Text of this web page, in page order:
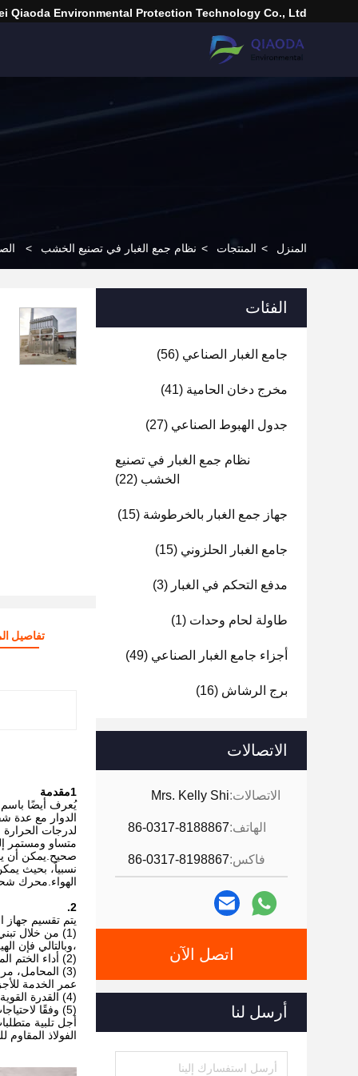
Qiaoda Environmental Protection Technology Co., Ltd.
المنزل > المنتجات > نظام جمع الغبار في تصنيع الخشب >
الفئات
جامع الغبار الصناعي (56)
مخرج دخان الحامية (41)
جدول الهبوط الصناعي (27)
نظام جمع الغبار في تصنيع
الخشب (22)
جهاز جمع الغبار بالخرطوشة (15)
جامع الغبار الحلزوني (15)
مدفع التحكم في الغبار (3)
طاولة لحام وحدات (1)
أجزاء جامع الغبار الصناعي (49)
برج الرشاش (16)
الاتصالات
الاتصالات:Mrs. Kelly Shi
الهاتف:86-0317-8188867
فاكس:86-0317-8198867
اتصل الآن
أرسل لنا
تفاصيل
1مقدمة
يُعرف أيضًا باسم
الدوار مع عدة
لدرجات
متساو ومستمر
صحيح.يمكن أن
نسبياً، بحيث
الهواء.محرك
2.
يتم تقسيم جهاز
(1) من خلال
،وبالتالي فإن
(2) أداء الختم الممتاز ، التغذية المتساوية والمستقرة ، التفريغ السلس ، ضوضاء منخفضة ، فشل أقل ، عمر خدمة طويل ، مقاومة ارتداء عالية.
(3) المحامل،
عمر الخدمة
(4) القدرة القوية على الإفراط في الحمل ، ومقاومة الصدمة وقوة الثبات الصغيرة ، مناسبة لبدء التشغيل المتكرر والدوران العكسي.
(5) وفقًا
أجل تلبية
الفولاذ